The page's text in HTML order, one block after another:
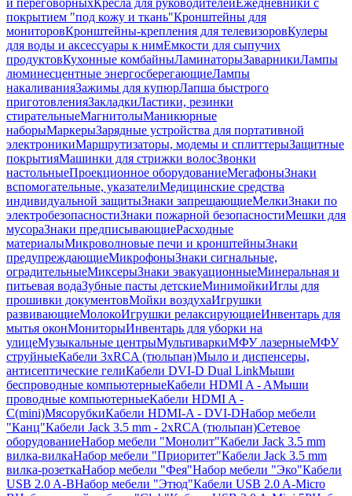
и переговорныхКресла для руководителейЕжедневники с
покрытием "под кожу и ткань"Кронштейны для
мониторовКронштейны-крепления для телевизоровКулеры
для воды и аксессуары к нимЕмкости для сыпучих
продуктовКухонные комбайныЛаминаторыЗаварникиЛампы
люминесцентные энергосберегающиеЛампы
накаливанияЗажимы для купюрЛапша быстрого
приготовленияЗакладкиЛастики, резинки
стирательныеМагнитолыМаникюрные
наборыМаркерыЗарядные устройства для портативной
электроникиМаршрутизаторы, модемы и сплиттерыЗащитные
покрытияМашинки для стрижки волосЗвонки
настольныеПроекционное оборудованиеМегафоныЗнаки
вспомогательные, указателиМедицинские средства
индивидуальной защитыЗнаки запрещающиеМелкиЗнаки по
электробезопасностиЗнаки пожарной безопасностиМешки для
мусораЗнаки предписывающиеРасходные
материалыМикроволновые печи и кронштейныЗнаки
предупреждающиеМикрофоныЗнаки сигнальные,
оградительныеМиксерыЗнаки эвакуационныеМинеральная и
питьевая водаЗубные пасты детскиеМинимойкиИглы для
прошивки документовМойки воздухаИгрушки
развивающиеМолокоИгрушки релаксирующиеИнвентарь для
мытья оконМониторыИнвентарь для уборки на
улицеМузыкальные центрыМультиваркиМФУ лазерныеМФУ
струйныеКабели 3xRCA (тюльпан)Мыло и диспенсеры,
антисептические гелиКабели DVI-D Dual LinkМыши
беспроводные компьютерныеКабели HDMI A - AМыши
проводные компьютерныеКабели HDMI A -
C(mini)МясорубкиКабели HDMI-A - DVI-DНабор мебели
"Канц"Кабели Jack 3.5 mm - 2xRCA (тюльпан)Сетевое
оборудованиеНабор мебели "Монолит"Кабели Jack 3.5 mm
вилка-вилкаНабор мебели "Приоритет"Кабели Jack 3.5 mm
вилка-розеткаНабор мебели "Фея"Набор мебели "Эко"Кабели
USB 2.0 A-BНабор мебели "Этюд"Кабели USB 2.0 A-Micro